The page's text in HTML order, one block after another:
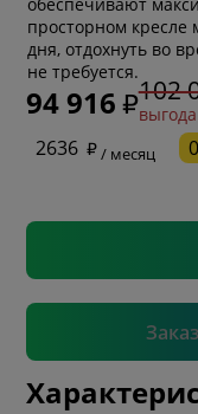
просторном кресле
дня, отдохнуть во
не требуется.
94 916 102
2636
/ месяц
* обязательное поле
*